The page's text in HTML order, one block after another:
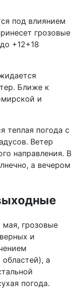
под влиянием
грозовые
+12+18
Ближе к
и
теплая погода с
Ветер
направления. В
а вечером
мая, грозовые
и
а
погода.